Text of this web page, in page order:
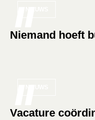
Niemand hoeft
Vacature